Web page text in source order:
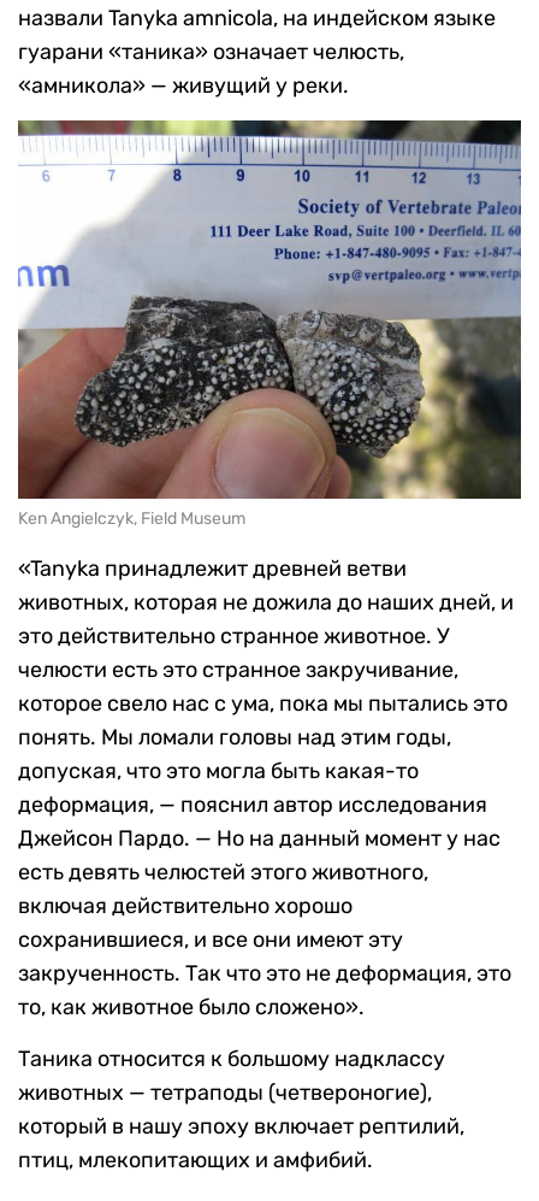
назвали Tanyka amnicola, на индейском языке
гуарани «таника» означает челюсть,
«амникола» — живущий у реки.
Ken Angielczyk, Field Museum
«Tanyka принадлежит древней ветви
животных, которая не дожила до наших дней, и
это действительно странное животное. У
челюсти есть это странное закручивание,
которое свело нас с ума, пока мы пытались это
понять. Мы ломали головы над этим годы,
допуская, что это могла быть какая-то
деформация, — пояснил автор исследования
Джейсон Пардо. — Но на данный момент у нас
есть девять челюстей этого животного,
включая действительно хорошо
сохранившиеся, и все они имеют эту
закрученность. Так что это не деформация, это
то, как животное было сложено».
Таника относится к большому надклассу
животных — тетраподы (четвероногие),
который в нашу эпоху включает рептилий,
птиц, млекопитающих и амфибий.